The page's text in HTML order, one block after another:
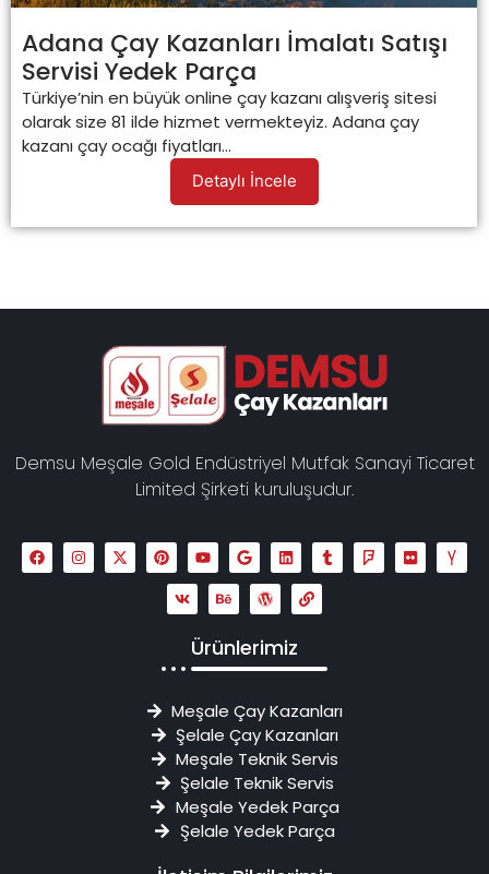
Adana Çay Kazanları İmalatı Satışı
Servisi Yedek Parça
Türkiye’nin en büyük online çay kazanı alışveriş sitesi
olarak size 81 ilde hizmet vermekteyiz. Adana çay
kazanı çay ocağı fiyatları...
Detaylı İncele
Demsu Meşale Gold Endüstriyel Mutfak Sanayi Ticaret
Limited Şirketi kuruluşudur.
Ürünlerimiz
Meşale Çay Kazanları
Şelale Çay Kazanları
Meşale Teknik Servis
Şelale Teknik Servis
Meşale Yedek Parça
Şelale Yedek Parça